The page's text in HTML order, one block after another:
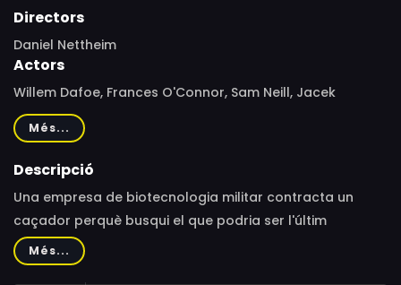
Directors
Daniel Nettheim
Actors
Willem Dafoe, Frances O'Connor, Sam Neill, Jacek
Koman, Callan Mulvey, Dan Wyllie, Sullivan Stapleton,
Morgan Davies, Finn Woodlock, Jamie Timony, Maia
Thomas, Dan Spielman, John Brumpton
Més...
Descripció
Una empresa de biotecnologia militar contracta un
caçador perquè busqui el que podria ser l'últim
exemplar viu de tigre de Tasmània, un animal que, en
principi, s'hauria extingit fa anys. Sense voler-ho, l'home
Més...